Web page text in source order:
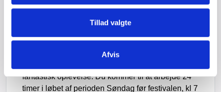
Tillad valgte
Afvis
Glampingvært
fantastisk oplevelse. Du kommer til at arbejde 24
timer i løbet af perioden Søndag før festivalen, kl 7